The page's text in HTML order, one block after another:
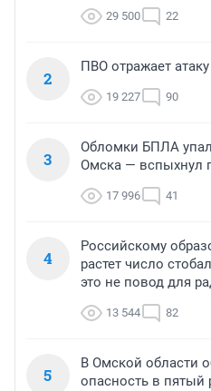
29 500 22
2
ПВО отражает
19 227 90
3
Обломки БПЛА
Омска — вспыхнул
17 996 41
4
Российскому
растет число
это не повод для
13 544 82
5
В Омской области
опасность в пятый